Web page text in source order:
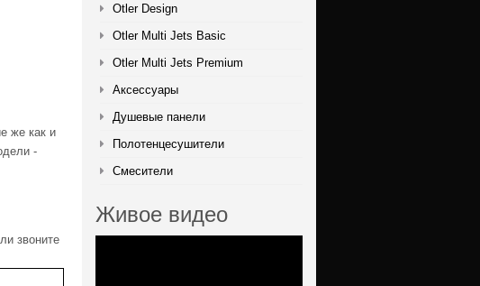
же как и
-
звоните
Otler Design
Otler Multi Jets Basic
Otler Multi Jets Premium
Аксессуары
Душевые панели
Полотенцесушители
Смесители
Живое видео